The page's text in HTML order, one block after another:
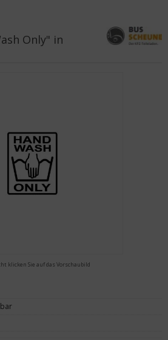
Only" in
klicken Sie auf das Vorschaubild